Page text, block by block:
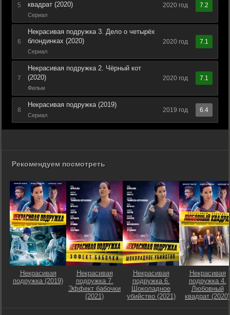
5
квадрат (2020)
Сериал
2020 год 7.2
6
Некрасивая подружка 3. Дело о четырёх
блондинках (2020)
Сериал
2020 год 7.1
7
Некрасивая подружка 2. Чёрный кот
(2020)
Фильм
2020 год 7.1
8
Некрасивая подружка (2019)
Сериал
2019 год 6.4
Рекомендуем посмотреть
Некрасивая
подружка (2019)
Некрасивая
подружка 7.
Эффект бабочки
(2021)
Некрасивая
подружка 6.
Шоколадное
убийство (2021)
Некрасивая
подружка 4.
Любовный
квадрат (2020)